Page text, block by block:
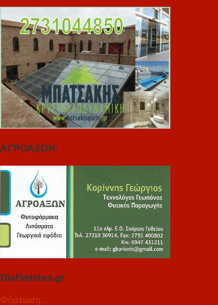
ΑΓΡΟΑΞΩΝ
Diafimistes.gr
Φόρτωση...